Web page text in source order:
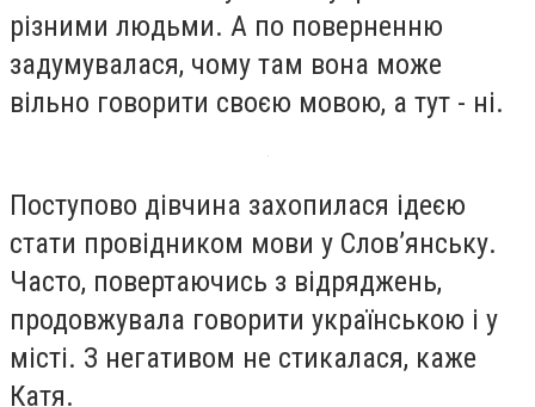
різними людьми. А по поверненню
задумувалася, чому там вона може
вільно говорити своєю мовою, а тут - ні.
Поступово дівчина захопилася ідеєю
стати провідником мови у Слов’янську.
Часто, повертаючись з відряджень,
продовжувала говорити українською і у
місті. З негативом не стикалася, каже
Катя.